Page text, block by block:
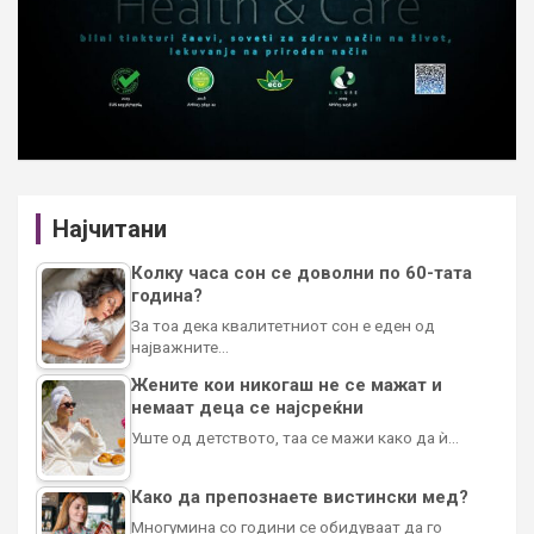
Најчитани
Колку часа сон се доволни по 60-тата
година?
За тоа дека квалитетниот сон е еден од
најважните…
Жените кои никогаш не се мажат и
немаат деца се најсреќни
Уште од детството, таа се мажи како да ѝ…
Како да препознаете вистински мед?
Многумина со години се обидуваат да го